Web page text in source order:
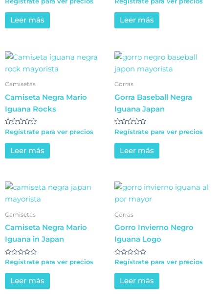
0
deLeer más
0
deLeer más
Camisetas
Camiseta Negra Mario
Iguana Rocks
Valorado
en
0
de
Regístrate para ver precios
Leer más
Gorras
Gorra Baseball Negra
Iguana Japan
Valorado
en
0
de
Regístrate para ver precios
Leer más
Camisetas
Camiseta Negra Mario
Iguana in Japan
Valorado
0
de
Regístrate para ver precios
Leer más
Gorras
Gorro Invierno Negro
Iguana Logo
Valorado
0
de
Regístrate para ver precios
Leer más